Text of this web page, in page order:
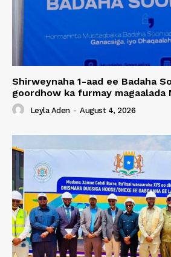
Shirweynaha 1-aad ee Badaha
goordhow ka furmay magaalada
Leyla Aden - August 4, 2026